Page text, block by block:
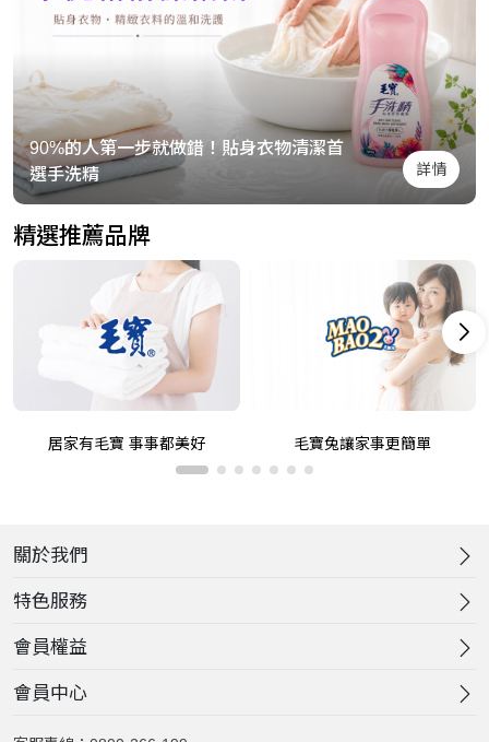
90%的人第一步就做錯！貼身衣物清潔首
選手洗精
詳情
精選推薦品牌
居家有毛寶 事事都美好 毛寶兔讓家事更簡單
關於我們
特色服務
會員權益
會員中心